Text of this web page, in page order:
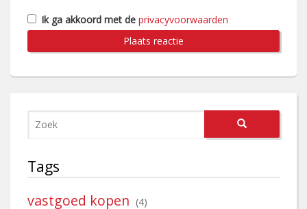
Ik ga akkoord met de privacyvoorwaarden
Plaats reactie
Tags
vastgoed kopen (4)